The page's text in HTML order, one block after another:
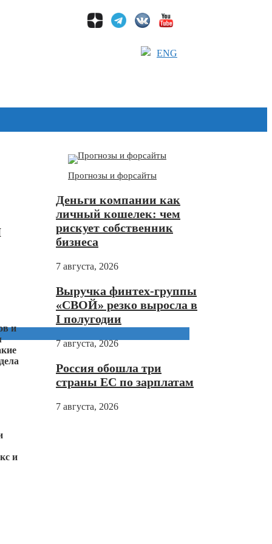
ENG
и
и
Прогнозы и форсайты
Деньги компании как
личный кошелек: чем
рискует собственник
бизнеса
7 августа, 2026
Выручка финтех-группы
«СВОЙ» резко выросла в
I полугодии
7 августа, 2026
Россия обошла три
страны ЕС по зарплатам
7 августа, 2026